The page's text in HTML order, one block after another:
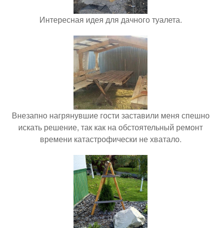
Интересная идея для дачного туалета.
Внезапно нагрянувшие гости заставили меня спешно
искать решение, так как на обстоятельный ремонт
времени катастрофически не хватало.